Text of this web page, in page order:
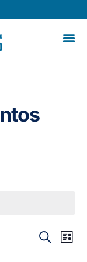
PROCURAR
EVENTOS
do
LISTA